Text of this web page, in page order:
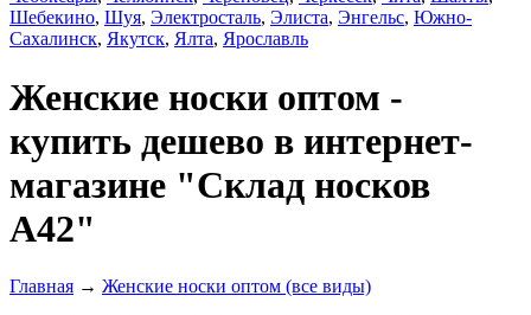
Шебекино, Шуя, Электросталь, Элиста, Энгельс, Южно-
Сахалинск, Якутск, Ялта, Ярославль
Женские носки оптом -
купить дешево в интернет-
магазине "Склад носков
А42"
Главная → Женские носки оптом (все виды)